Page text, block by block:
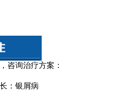
咨询治疗方案：
：银屑病